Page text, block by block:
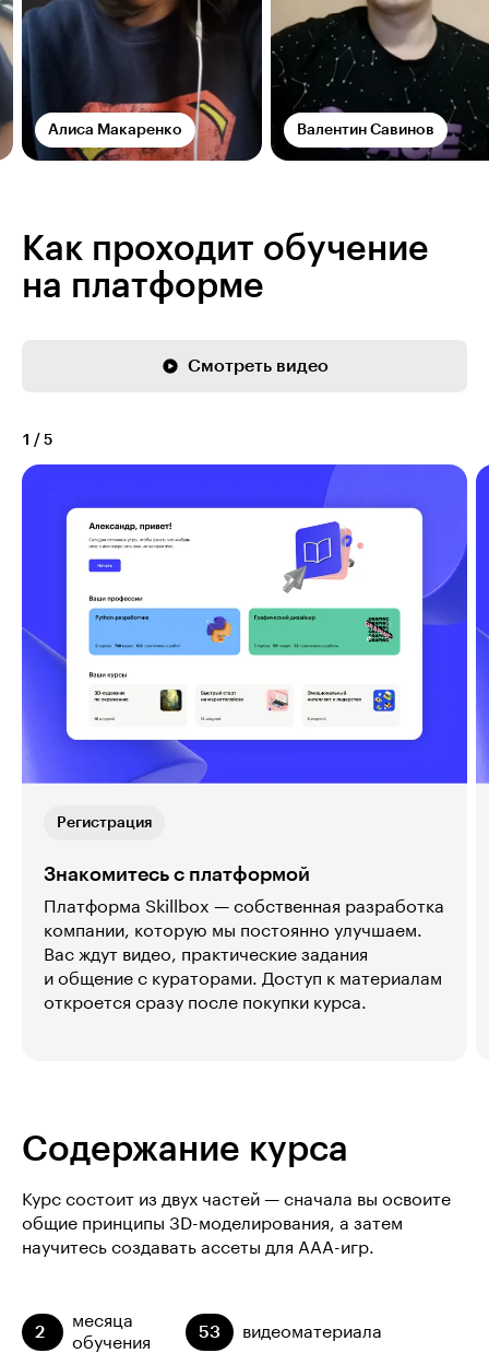
Алиса Макаренко Валентин Савинов
Как проходит обучение
на платформе
Смотреть видео
1 / 5
Регистрация
Знакомитесь с платформой
Платформа Skillbox — собственная разработка
компании, которую мы постоянно улучшаем.
Вас ждут видео, практические задания
и общение с кураторами. Доступ к материалам
откроется сразу после покупки курса.
Содержание курса
Курс состоит из двух частей — сначала вы освоите
общие принципы 3D-моделирования, а затем
научитесь создавать ассеты для AAA-игр.
2
месяца
обучения
53 видеоматериала